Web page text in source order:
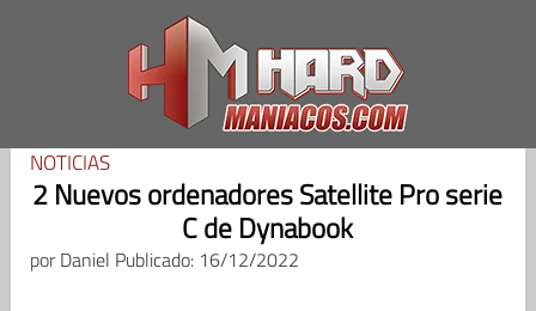
NOTICIAS
2 Nuevos ordenadores Satellite Pro serie
C de Dynabook
porDaniel Publicado: 16/12/2022